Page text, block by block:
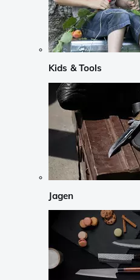
Kids & Tools
Jagen